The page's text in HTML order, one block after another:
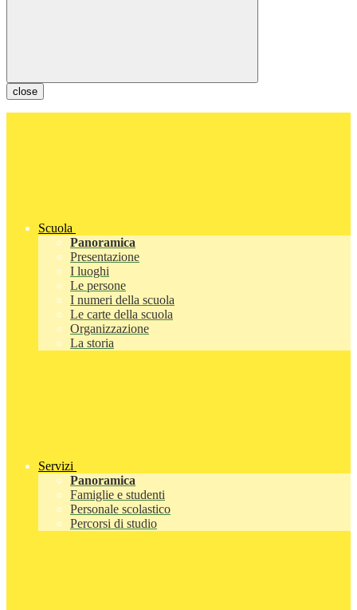
close
Scuola
Panoramica
Presentazione
I luoghi
Le persone
I numeri della scuola
Le carte della scuola
Organizzazione
La storia
Servizi
Panoramica
Famiglie e studenti
Personale scolastico
Percorsi di studio